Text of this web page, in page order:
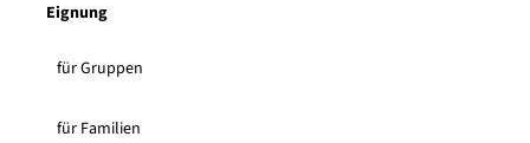
Eignung
für Gruppen
für Familien